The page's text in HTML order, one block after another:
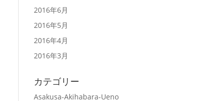
2016年6月
2016年5月
2016年4月
2016年3月
カテゴリー
Asakusa-Akihabara-Ueno